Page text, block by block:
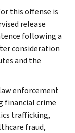
this offense is
release
following a
consideration
and the
enforcement
financial crime
trafficking,
fraud,